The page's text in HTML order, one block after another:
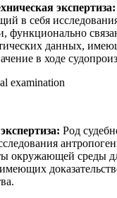
экспертиза:
в себя
функционально
данных,
в ходе
examination
Род
окружающей среды